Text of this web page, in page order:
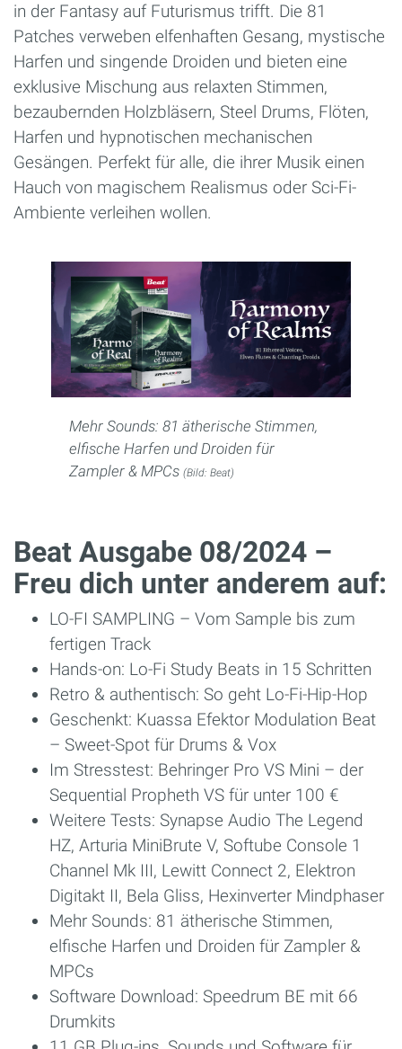
in der Fantasy auf Futurismus trifft. Die 81
Patches verweben elfenhaften Gesang, mystische
Harfen und singende Droiden und bieten eine
exklusive Mischung aus relaxten Stimmen,
bezaubernden Holzbläsern, Steel Drums, Flöten,
Harfen und hypnotischen mechanischen
Gesängen. Perfekt für alle, die ihrer Musik einen
Hauch von magischem Realismus oder Sci-Fi-
Ambiente verleihen wollen.
Mehr Sounds: 81 ätherische Stimmen,
elfische Harfen und Droiden für
Zampler & MPCs (Bild: Beat)
Beat Ausgabe 08/2024 –
Freu dich unter anderem auf:
LO-FI SAMPLING – Vom Sample bis zum
fertigen Track
Hands-on: Lo-Fi Study Beats in 15 Schritten
Retro & authentisch: So geht Lo-Fi-Hip-Hop
Geschenkt: Kuassa Efektor Modulation Beat
– Sweet-Spot für Drums & Vox
Im Stresstest: Behringer Pro VS Mini – der
Sequential Propheth VS für unter 100 €
Weitere Tests: Synapse Audio The Legend
HZ, Arturia MiniBrute V, Softube Console 1
Channel Mk III, Lewitt Connect 2, Elektron
Digitakt II, Bela Gliss, Hexinverter Mindphaser
Mehr Sounds: 81 ätherische Stimmen,
elfische Harfen und Droiden für Zampler &
MPCs
Software Download: Speedrum BE mit 66
Drumkits